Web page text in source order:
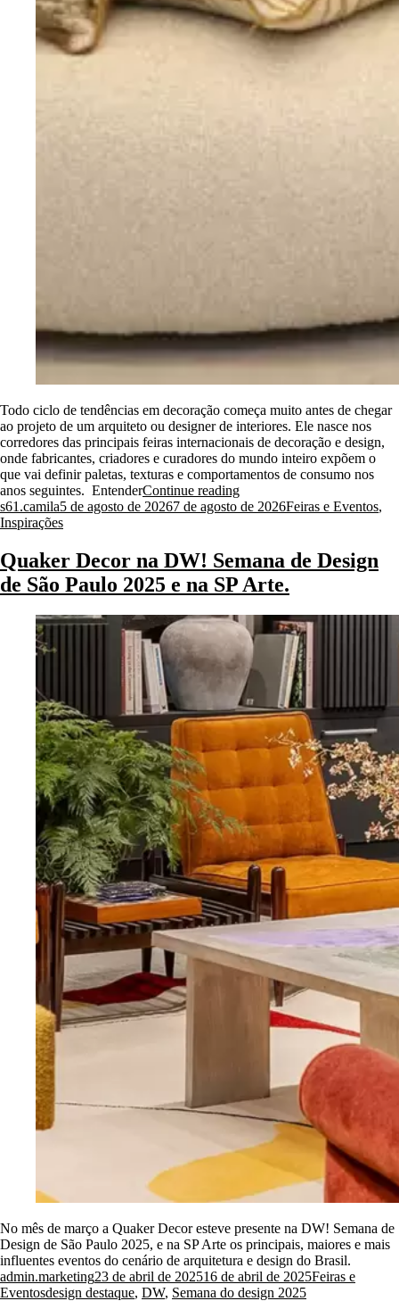
Todo ciclo de tendências em decoração começa muito antes de chegar
ao projeto de um arquiteto ou designer de interiores. Ele nasce nos
corredores das principais feiras internacionais de decoração e design,
onde fabricantes, criadores e curadores do mundo inteiro expõem o
que vai definir paletas, texturas e comportamentos de consumo nos
anos seguintes. EntenderContinue reading“5
tendências
feiras
e
aos
seus
próximos
projetos”
Posted
by
s61.camila5 de agosto de 20267 de agosto de 2026Posted
Feiras e Eventos,
Inspirações
Quaker Decor na DW! Semana de Design
de São Paulo 2025 e na SP Arte.
No mês de março a Quaker Decor esteve presente na DW! Semana de
Design de São Paulo 2025, e na SP Arte os principais, maiores e mais
influentes eventos do cenário de arquitetura e design do Brasil.
Posted
by
admin.marketing23 de abril de 202516 de abril de 2025Posted
Feiras e
EventosTags:
design destaque, DW, Semana do design 2025